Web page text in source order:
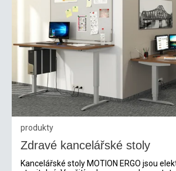
produkty
Zdravé kancelářské stoly
Kancelářské stoly MOTION ERGO jsou